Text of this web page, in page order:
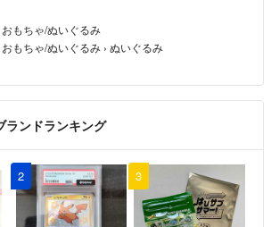
おもちゃ/ぬいぐるみ
おもちゃ/ぬいぐるみ › ぬいぐるみ
ランドランキング
2 3